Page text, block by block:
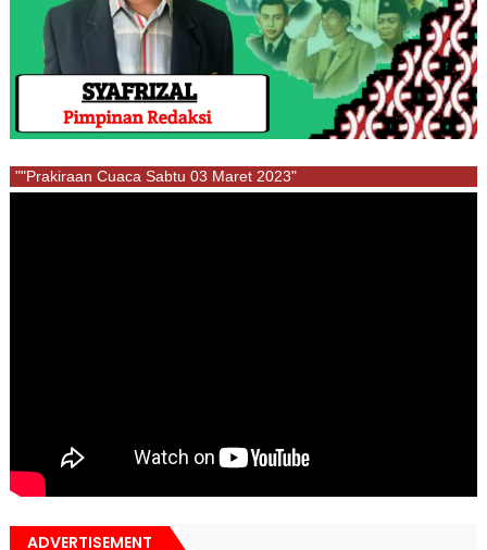
""Prakiraan Cuaca Sabtu 03 Maret 2023"
ADVERTISEMENT